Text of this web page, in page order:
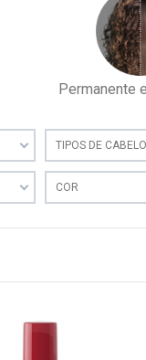
Permanente
TIPOS DE
COR